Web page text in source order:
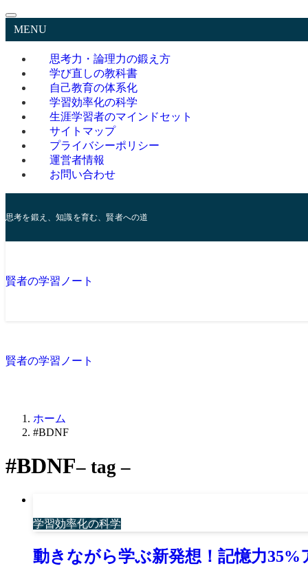
MENU
思考力・論理力の鍛え方
学び直しの教科書
自己教育の体系化
学習効率化の科学
生涯学習者のマインドセット
サイトマップ
プライバシーポリシー
運営者情報
お問い合わせ
思考を鍛え、知識を育む、賢者への道
賢者の学習ノート
賢者の学習ノート
ホーム
#BDNF
#BDNF– tag –
学習効率化の科学
動きながら学ぶ新発想！記憶力35%